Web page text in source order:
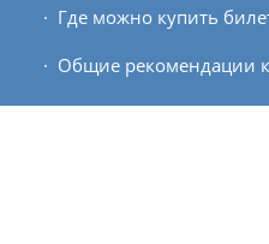
Где можно купить
Общие рекомендации
Расписание занятий